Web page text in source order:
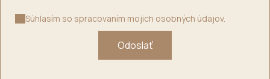
Súhlasím so spracovaním mojich osobných údajov.
Odoslať